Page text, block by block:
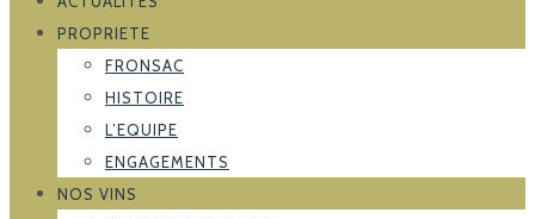
PROPRIETE
FRONSAC
HISTOIRE
L’EQUIPE
ENGAGEMENTS
NOS VINS